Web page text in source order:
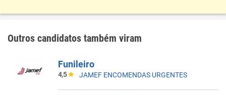
Outros candidatos também viram
Funileiro
4,5 JAMEF ENCOMENDAS URGENTES